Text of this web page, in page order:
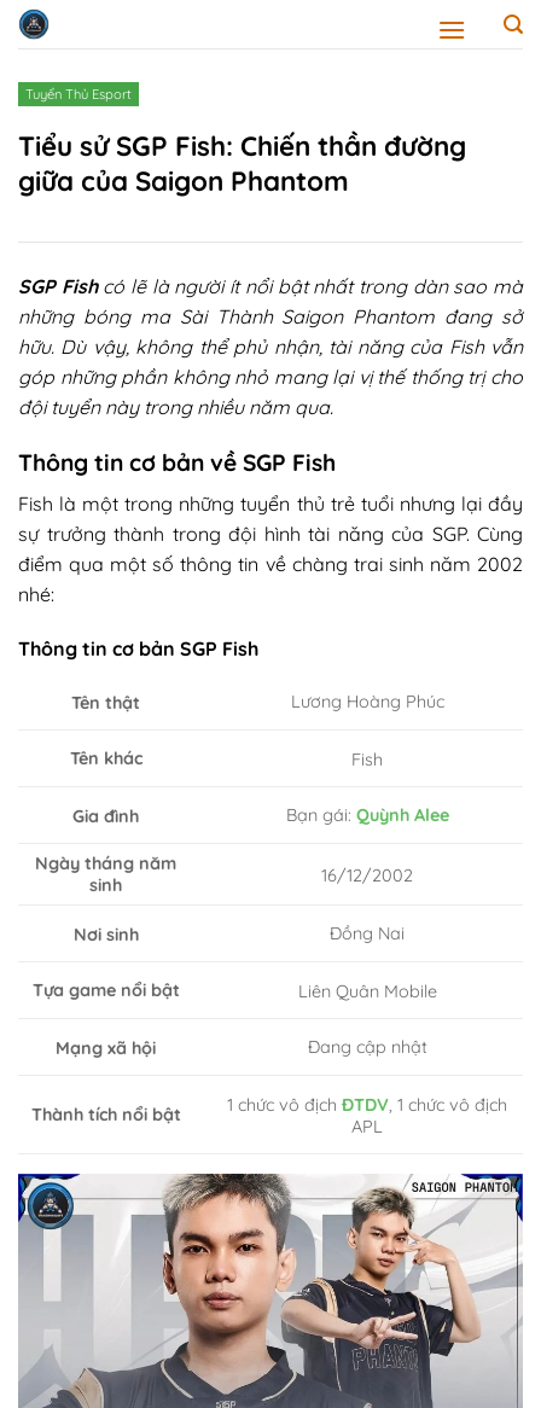
Skip
Tuyển Thủ Esport
Tiểu sử SGP Fish: Chiến thần đường
giữa của Saigon Phantom
SGP Fish có lẽ là người ít nổi bật nhất trong dàn sao mà
những bóng ma Sài Thành Saigon Phantom đang sở
hữu. Dù vậy, không thể phủ nhận, tài năng của Fish vẫn
góp những phần không nhỏ mang lại vị thế thống trị cho
đội tuyển này trong nhiều năm qua.
Thông tin cơ bản về SGP Fish
Fish là một trong những tuyển thủ trẻ tuổi nhưng lại đầy
sự trưởng thành trong đội hình tài năng của SGP. Cùng
điểm qua một số thông tin về chàng trai sinh năm 2002
nhé:
Thông tin cơ bản SGP Fish
Tên thật Lương Hoàng Phúc
Tên khác Fish
Gia đình Bạn gái: Quỳnh Alee
Ngày tháng năm
sinh
16/12/2002
Nơi sinh Đồng Nai
Tựa game nổi bật Liên Quân Mobile
Mạng xã hội Đang cập nhật
Thành tích nổi bật 1 chức vô địchĐTDV , 1 chức vô địch
APL